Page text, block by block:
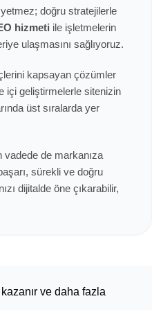
doğru stratejilerle
hizmeti ile işletmelerin
ulaşmasını sağlıyoruz.
kapsayan çözümler
içi geliştirmelerle sitenizin
üst sıralarda yer
vadede de markanıza
sürekli ve doğru
dijitalde öne çıkarabilir,
ve daha fazla